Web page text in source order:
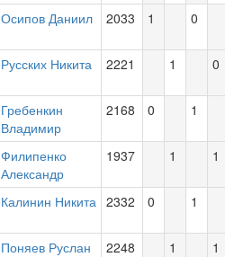
Осипов Даниил 2033 1 0
Русских Никита 2221 1 0
Гребенкин
Владимир
2168 0 1
Филипенко
Александр
1937 1 1
Калинин Никита 2332 0 1
Поняев Руслан 2248 1 1